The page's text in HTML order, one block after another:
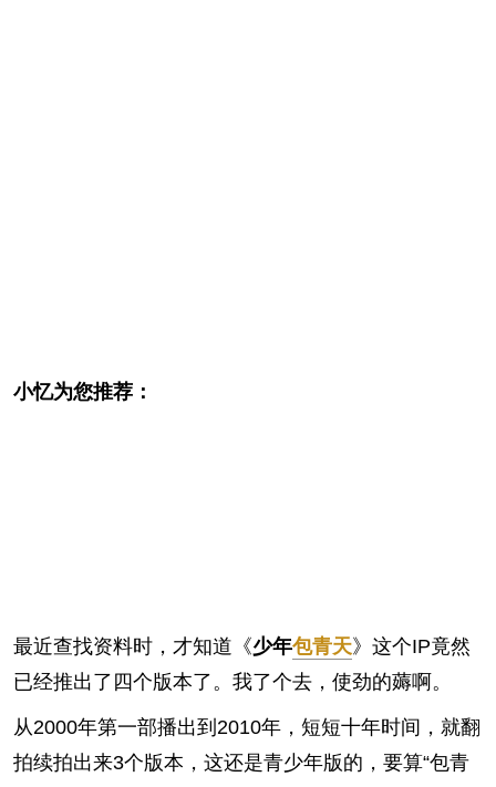
小忆为您推荐：
最近查找资料时，才知道《少年包青天》这个IP竟然
已经推出了四个版本了。我了个去，使劲的薅啊。
从2000年第一部播出到2010年，短短十年时间，就翻
拍续拍出来3个版本，这还是青少年版的，要算“包青